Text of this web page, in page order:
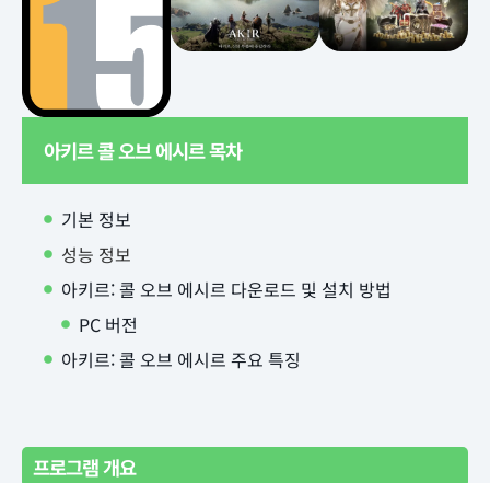
아키르 콜 오브 에시르 목차
기본 정보
성능 정보
아키르: 콜 오브 에시르 다운로드 및 설치 방법
PC 버전
아키르: 콜 오브 에시르 주요 특징
프로그램 개요